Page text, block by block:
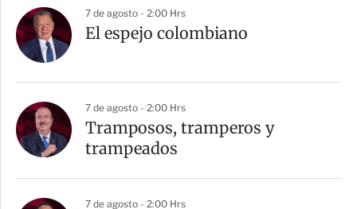
7 de agosto - 2:00 Hrs
El espejo colombiano
7 de agosto - 2:00 Hrs
Tramposos, tramperos y
trampeados
7 de agosto - 2:00 Hrs